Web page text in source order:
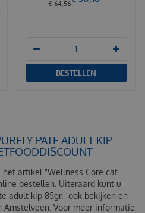
€ 64,56
BESTELLEN
PATE ADULT KIP
het artikel "Wellness Core cat
bestellen. Uiteraard kunt u
adult kip 85gr." ook bekijken en
Voor meer informatie